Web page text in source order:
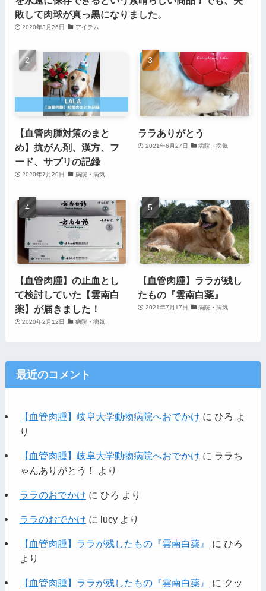
敗して肉球が真っ黒になりました。
2020年3月26日 アイテム
【血管肉腫対策のまと
め】抗がん剤、漢方、フ
ード、サプリの記録
2020年7月29日 病院・病気
ララありがとう
2021年6月27日 病院・病気
【血管肉腫】の止血とし
て検討していた【雲南白
薬】が届きました！
2020年2月12日 病院・病気
【血管肉腫】ララが残し
たもの『雲南白薬』
2021年7月17日 病院・病気
最近のコメント
【血管肉腫】岐阜大学動物病院へおでかけ に ひろ よ
り
【血管肉腫】岐阜大学動物病院へおでかけ に ララち
ゃんありがとう！
より
ララのおでかけ に ひろ より
ララのおでかけ に lucyより
【血管肉腫】ララが残したもの『雲南白薬』 に ひろ
より
【血管肉腫】ララが残したもの『雲南白薬』 に クッ